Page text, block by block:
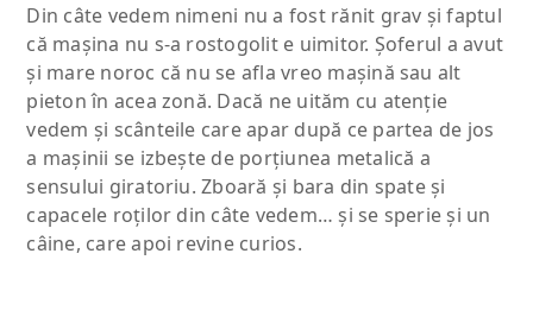
Din câte vedem nimeni nu a fost rănit grav şi faptul
că maşina nu s-a rostogolit e uimitor. Şoferul a avut
şi mare noroc că nu se afla vreo maşină sau alt
pieton în acea zonă. Dacă ne uităm cu atenţie
vedem şi scânteile care apar după ce partea de jos
a maşinii se izbeşte de porţiunea metalică a
sensului giratoriu. Zboară şi bara din spate şi
capacele roţilor din câte vedem… şi se sperie şi un
câine, care apoi revine curios.